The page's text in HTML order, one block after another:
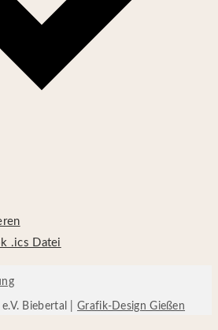
.ics Datei
Biebertal |Grafik-Design Gießen